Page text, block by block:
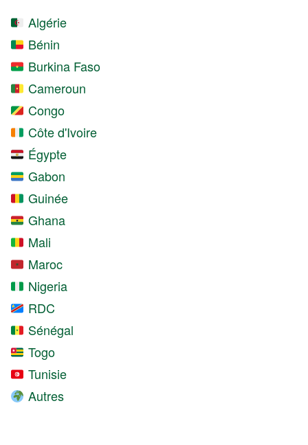
Algérie
Bénin
Burkina Faso
Cameroun
Congo
Côte d'Ivoire
Égypte
Gabon
Guinée
Ghana
Mali
Maroc
Nigeria
RDC
Sénégal
Togo
Tunisie
Autres